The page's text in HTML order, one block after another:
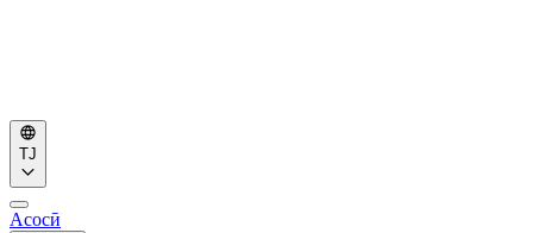
TJ
Асосӣ